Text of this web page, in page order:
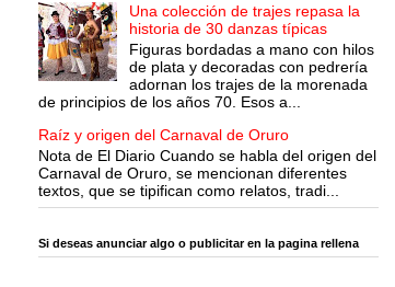
Una colección de trajes repasa la
historia de 30 danzas típicas
Figuras bordadas a mano con hilos
de plata y decoradas con pedrería
adornan los trajes de la morenada
de principios de los años 70. Esos a...
Raíz y origen del Carnaval de Oruro
Nota de El Diario Cuando se habla del origen del
Carnaval de Oruro, se mencionan diferentes
textos, que se tipifican como relatos, tradi...
Si deseas anunciar algo o publicitar en la pagina rellena